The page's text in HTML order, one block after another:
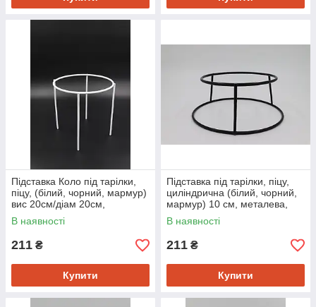
Підставка Коло під тарілки,
піцу, (білий, чорний, мармур)
вис 20см/діам 20см,
металева, для сервірування і
декору
В наявності
211 ₴
Купити
Підставка під тарілки, піцу,
циліндрична (білий, чорний,
мармур) 10 см, металева,
для сервірування і декору
В наявності
211 ₴
Купити